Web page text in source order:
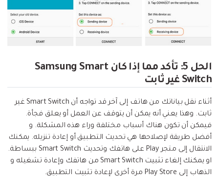
الحل 5: تأكد مما إذا كان Samsung Smart
Switch غير ثابت
أثناء نقل بياناتك من هاتف إلى آخر قد تواجه أن Smart Switch غير
ثابت. وهذا يعني أنه يمكن أن يتوقف عن العمل أو يعلق فجأة.
فيمكن أن تكون هناك أسباب مختلفة وراء هذه المشكلة. و
أفضل طريقة لإصلاحها هي تحديث التطبيق أو إعادة تنزيله. يمكنك
الانتقال إلى متجر Play على هاتفك وتحديث Smart Switch ببساطة.
او يمكنك إلغاء تثبيت Smart Switch من هاتفك وإعادة تشغيله و
الذهاب إلى Play Store مرة أخرى لإعادة تثبيت التطبيق.